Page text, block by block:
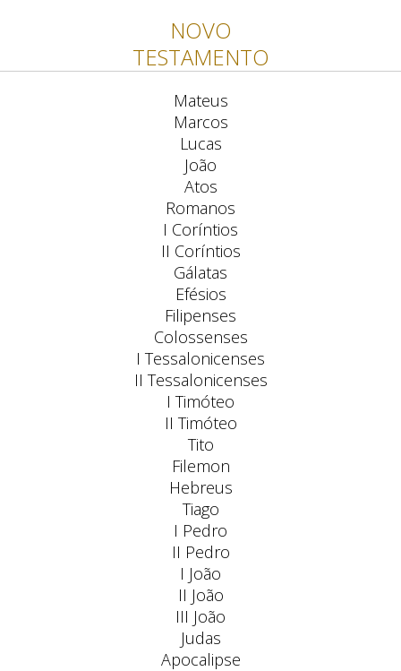
NOVO
TESTAMENTO
Mateus
Marcos
Lucas
João
Atos
Romanos
I Coríntios
II Coríntios
Gálatas
Efésios
Filipenses
Colossenses
I Tessalonicenses
II Tessalonicenses
I Timóteo
II Timóteo
Tito
Filemon
Hebreus
Tiago
I Pedro
II Pedro
I João
II João
III João
Judas
Apocalipse